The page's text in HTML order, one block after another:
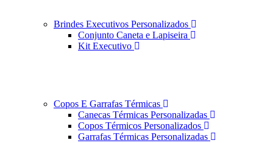
Brindes Executivos Personalizados
Conjunto Caneta e Lapiseira
Kit Executivo
Copos E Garrafas Térmicas
Canecas Térmicas Personalizadas
Copos Térmicos Personalizados
Garrafas Térmicas Personalizadas